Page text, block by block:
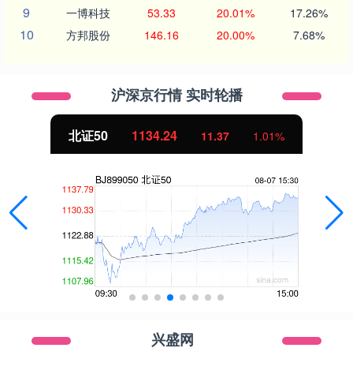
9 一博科技 53.33 20.01% 17.26%
10 方邦股份 146.16 20.00% 7.68%
沪深京行情 实时轮播
北证50 1134.24 11.37 1.01%
兴盛网